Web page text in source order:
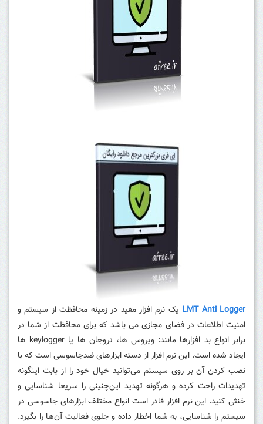
LMT Anti Logger یک نرم افزار مفید در زمینه محافظت از سیستم و
امنیت اطلاعات در فضای مجازی می باشد که برای محافظت از شما در
برابر انواع بد افزارها مانند: ویروس ها، تروجان ها یا keylogger ها
ایجاد شده است. این نرم افزار از دسته ابزارهای ضدجاسوسی است که با
نصب کردن آن بر روی سیستم می‌توانید خیال خود را از بابت اینگونه
تهدیدات راحت کرده و هرگونه تهدید این‌چنینی را سریعا شناسایی و
خنثی کنید. این نرم افزار قادر است انواع مختلف ابزارهای جاسوسی در
سیستم را شناسایی، به شما اخطار داده و جلوی فعالیت آن‌ها را بگیرد.